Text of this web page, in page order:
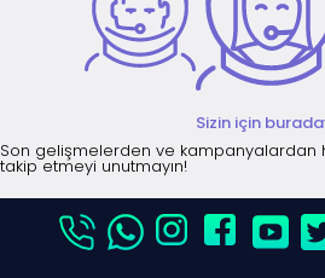
Sizin için
Son gelişmelerden ve kampanyalardan
takip etmeyi unutmayın!